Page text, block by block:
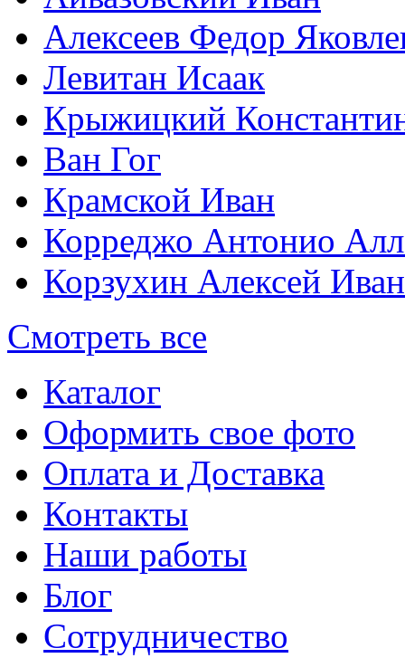
Алексеев Федор
Левитан Исаак
Крыжицкий
Ван Гог
Крамской Иван
Корреджо Антонио
Корзухин Алексей
Смотреть все
Каталог
Оформить свое фото
Оплата и Доставка
Контакты
Наши работы
Блог
Сотрудничество